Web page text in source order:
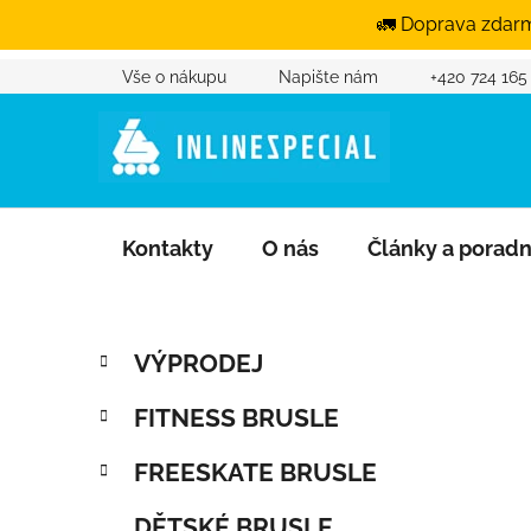
🚛 Doprava
Přejít na obsah
Vše o nákupu Napište nám +420 724 165
Kontakty O nás Články a
Postranní panel
Přeskočit kategorie
Kategorie
VÝPRODEJ
FITNESS BRUSLE
FREESKATE BRUSLE